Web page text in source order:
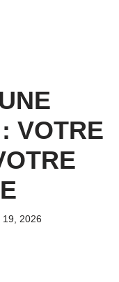
VOTRE
19, 2026